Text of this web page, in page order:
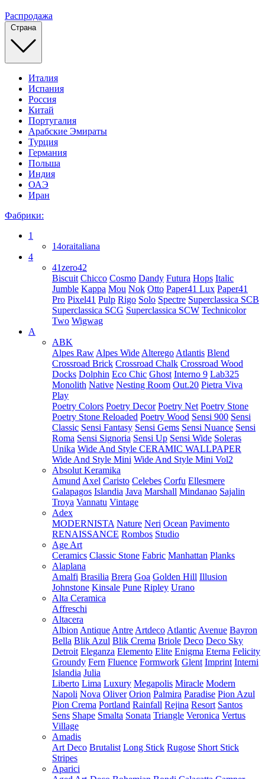
Распродажа
Страна
Италия
Испания
Россия
Китай
Португалия
Арабские Эмираты
Турция
Германия
Польша
Индия
ОАЭ
Иран
Фабрики:
1
14oraitaliana
4
41zero42
Biscuit Chicco Cosmo Dandy Futura Hops Italic
Jumble Kappa Mou Nok Otto Paper41 Lux Paper41
Pro Pixel41 Pulp Rigo Solo Spectre Superclassica SCB
Superclassica SCG Superclassica SCW Technicolor
Two Wigwag
A
ABK
Alpes Raw Alpes Wide Alterego Atlantis Blend
Crossroad Brick Crossroad Chalk Crossroad Wood
Docks Dolphin Eco Chic Ghost Interno 9 Lab325
Monolith Native Nesting Room Out.20 Pietra Viva
Play
Poetry Colors Poetry Decor Poetry Net Poetry Stone
Poetry Stone Reloaded Poetry Wood Sensi 900 Sensi
Classic Sensi Fantasy Sensi Gems Sensi Nuance Sensi
Roma Sensi Signoria Sensi Up Sensi Wide Soleras
Unika Wide And Style CERAMIC WALLPAPER
Wide And Style Mini Wide And Style Mini Vol2
Absolut Keramika
Amund Axel Caristo Celebes Corfu Ellesmere
Galapagos Islandia Java Marshall Mindanao Sajalin
Troya Vannatu Vintage
Adex
MODERNISTA Nature Neri Ocean Pavimento
RENAISSANCE Rombos Studio
Age Art
Ceramics Classic Stone Fabric Manhattan Planks
Alaplana
Amalfi Brasilia Brera Goa Golden Hill Illusion
Johnstone Kinsale Pune Ripley Urano
Alta Ceramica
Affreschi
Altacera
Albion Antique Antre Artdeco Atlantic Avenue Bayron
Bella Blik Azul Blik Crema Briole Deco Deco Sky
Detroit Eleganza Elemento Elite Enigma Eterna Felicity
Groundy Fern Fluence Formwork Glent Imprint Interni
Islandia Julia
Liberto Lima Luxury Megapolis Miracle Modern
Napoli Nova Oliver Orion Palmira Paradise Pion Azul
Pion Crema Portland Rainfall Rejina Resort Santos
Sens Shape Smalta Sonata Triangle Veronica Vertus
Village
Amadis
Art Deco Brutalist Long Stick Rugose Short Stick
Stripes
Aparici